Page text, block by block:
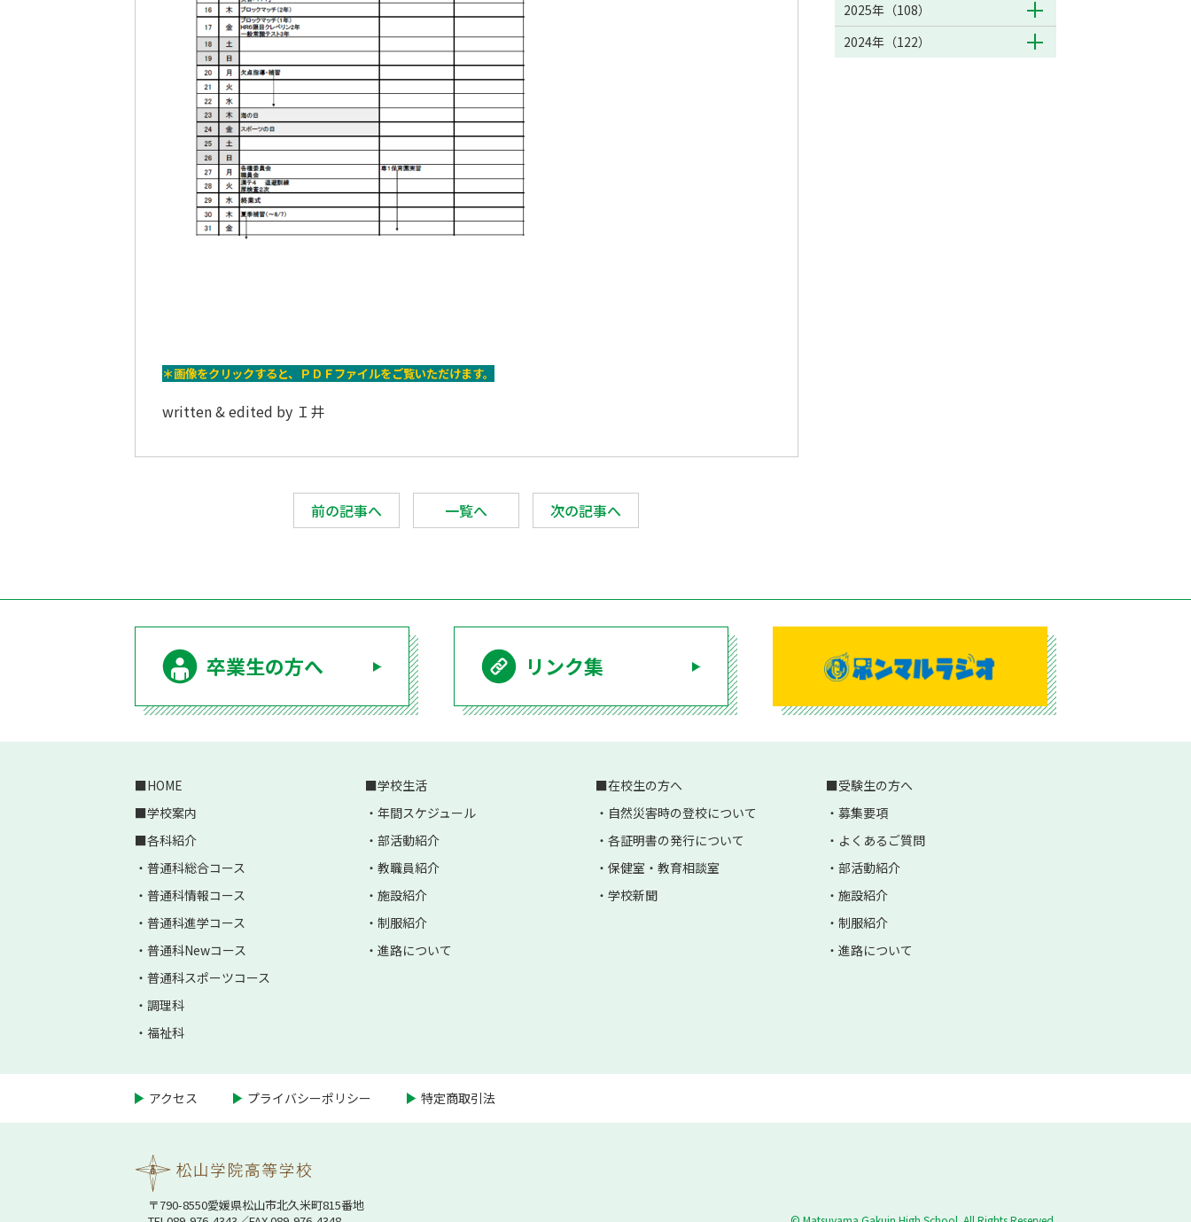
＊画像をクリックすると、ＰＤＦファイルをご覧いただけます。
written & edited by Ｉ井
前の記事へ 一覧へ 次の記事へ
2025年（108）
2024年（122）
卒業生の方へ リンク集
HOME
学校案内
各科紹介
普通科総合コース
普通科情報コース
普通科進学コース
普通科Newコース
普通科スポーツコース
調理科
福祉科
学校生活
年間スケジュール
部活動紹介
教職員紹介
施設紹介
制服紹介
進路について
在校生の方へ
自然災害時の登校について
各証明書の発行について
保健室・教育相談室
学校新聞
受験生の方へ
募集要項
よくあるご質問
部活動紹介
施設紹介
制服紹介
進路について
アクセス プライバシーポリシー 特定商取引法
〒790-8550愛媛県松⼭市北久⽶町815番地